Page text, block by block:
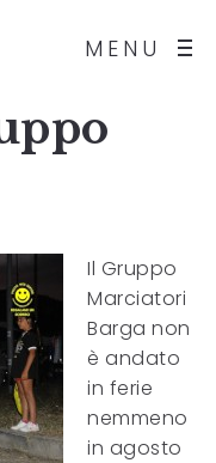
MENU
Il Gruppo
Marciatori
Barga non
è andato
in ferie
nemmeno
in agosto